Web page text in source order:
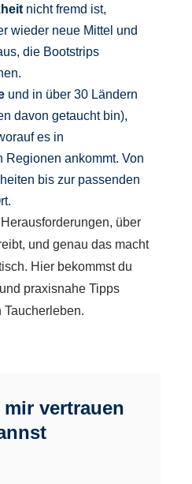
nicht fremd ist,
wieder neue Mittel und
die Bootstrips
und in über 30 Ländern
davon getaucht bin),
es in
Regionen ankommt. Von
bis zur passenden
über
und genau das macht
Hier bekommst du
praxisnahe Tipps
Taucherleben.
vertrauen